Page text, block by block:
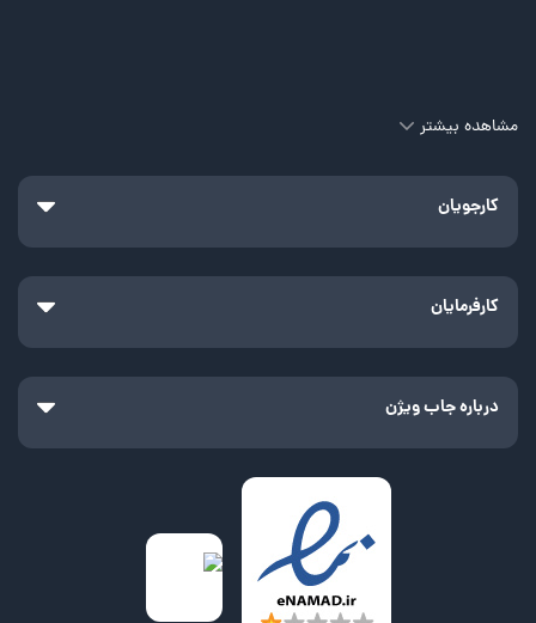
مشاهده بیشتر
کارجویان
کارفرمایان
درباره جاب ویژن